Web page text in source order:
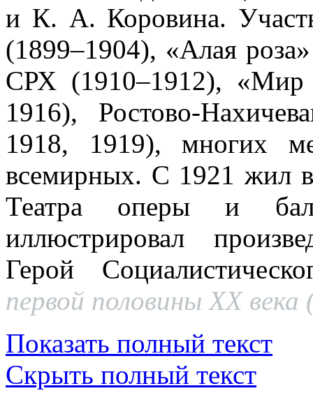
и К. А. Коровина.
(1899–1904), «Алая
СРХ (1910–1912), «Мир
1916), Ростово-
1918, 1919), многих
всемирных. С 1921 жил
Театра оперы и
иллюстрировал
Герой
первой половины XX
Показать полный текст
Скрыть полный текст